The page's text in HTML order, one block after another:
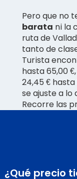
Pero que no
barata ni la
ruta de
tanto de
Turista
hasta 65,00
24,45 €
se ajuste a lo
Recorre las
¿Qué precio